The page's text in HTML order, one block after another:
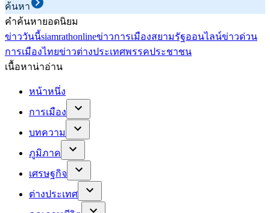
ค้นหา
คำค้นหายอดนิยม
ข่าววันนี้siamrathonlineข่าวการเมืองสยามรัฐออนไลน์ข่าวด่วน
การเมืองไทยข่าวต่างประเทศพรรคประชาชน
เนื้อหาน่าอ่าน
หน้าหนึ่ง
การเมือง
บทความ
ภูมิภาค
เศรษฐกิจ
ต่างประเทศ